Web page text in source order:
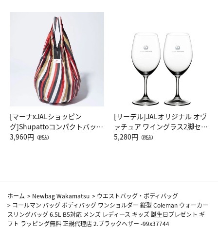
[マーナxJALショッピン
グ]Shupattoコンパクトバッグ
Drop JAL客室乗務員（LC）ス
3,960円 （税込）
[リーデル]JALオリジナル オヴ
ァチュア ワイングラス2脚セッ
ト（レッドワイン）
5,280円 （税込）
ホーム > Newbag Wakamatsu > ウエストバッグ・ボディバッグ
> コールマン バッグ ボディバッグ ワンショルダー 縦型 Coleman ウォーカー
スリングバッグ 6.5L B5対応 メンズ レディース キッズ 誕生日プレゼント ギ
フト ラッピング無料 正規代理店 2.ブラックヘザー -99x37744